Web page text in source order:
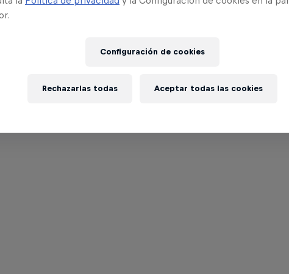
Configuración de cookies
Rechazarlas todas Aceptar todas las cookies